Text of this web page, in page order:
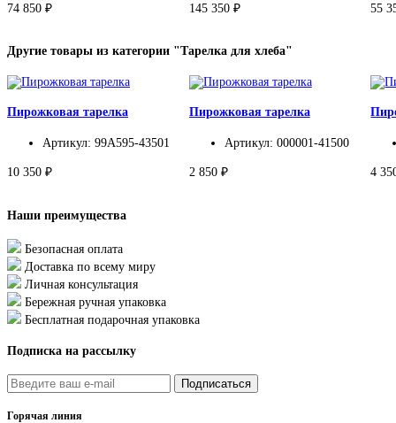
74 850 ₽ 145 350 ₽ 55
Другие товары из категории "Тарелка для хлеба"
Пирожковая тарелка
Артикул: 99A595-43501
10 350 ₽
Пирожковая тарелка
Артикул: 000001-41500
2 850 ₽ 4
Наши преимущества
Безопасная оплата
Доставка по всему миру
Личная консультация
Бережная ручная упаковка
Бесплатная подарочная упаковка
Подписка на рассылку
Подписаться
Горячая линия